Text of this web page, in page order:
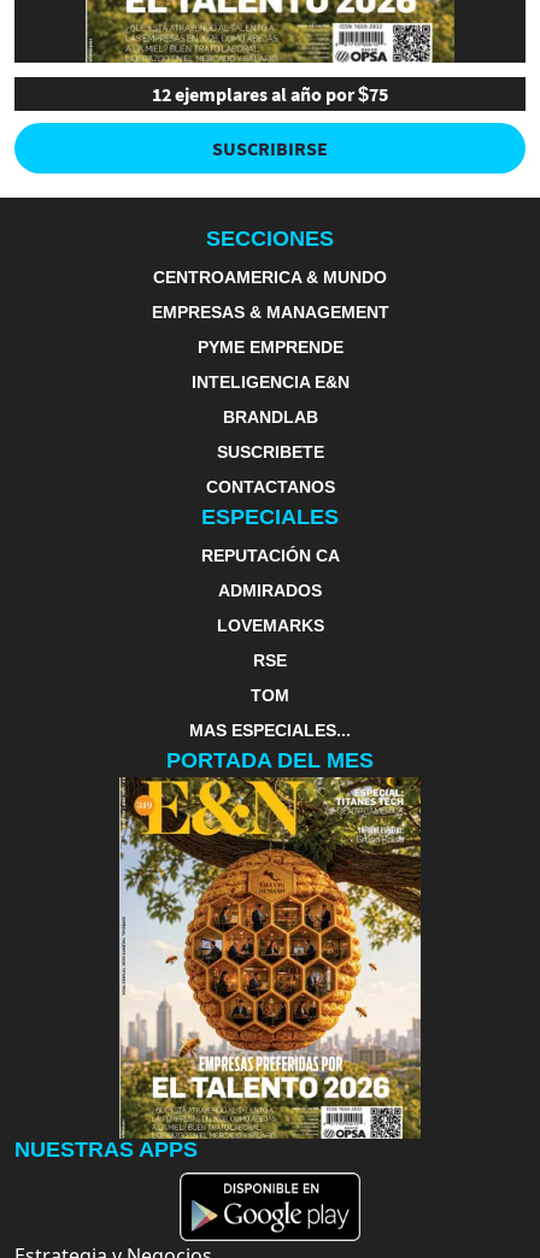
12 ejemplares al año por $75
SUSCRIBIRSE
SECCIONES
CENTROAMERICA & MUNDO
EMPRESAS & MANAGEMENT
PYME EMPRENDE
INTELIGENCIA E&N
BRANDLAB
SUSCRIBETE
CONTACTANOS
ESPECIALES
REPUTACIÓN CA
ADMIRADOS
LOVEMARKS
RSE
TOM
MAS ESPECIALES...
PORTADA DEL MES
NUESTRAS APPS